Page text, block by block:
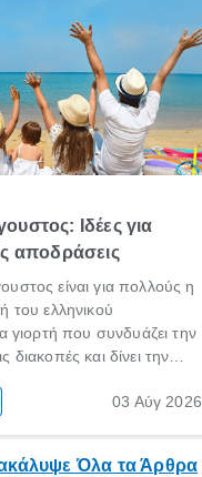
Ιδέες για
αποδράσεις
είναι για πολλούς η
του ελληνικού
γιορτή που συνδυάζει την
διακοπές και δίνει την
για λίγες μέρες03 Αύγ 2026
Όλα τα Άρθρα